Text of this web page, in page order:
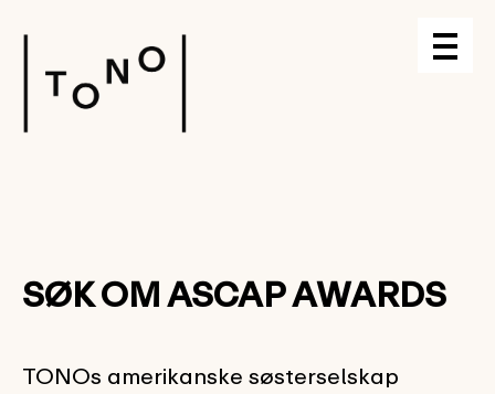
SØK OM ASCAP AWARDS
TONOs amerikanske søsterselskap